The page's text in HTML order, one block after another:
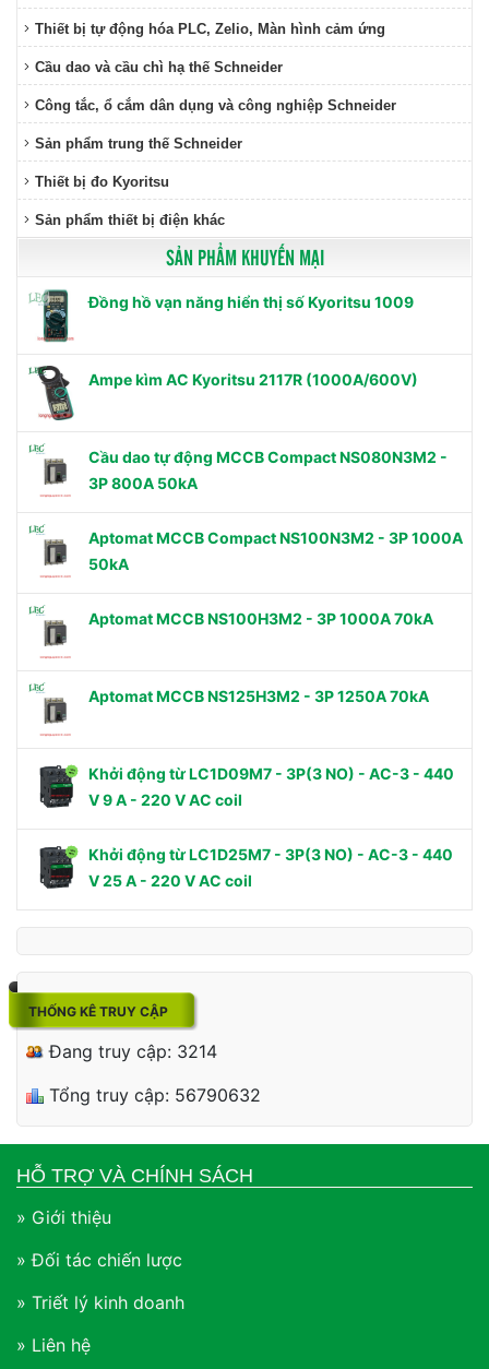
Thiết bị tự động hóa PLC, Zelio, Màn hình cảm ứng
Cầu dao và cầu chì hạ thế Schneider
Công tắc, ổ cắm dân dụng và công nghiệp Schneider
Sản phẩm trung thế Schneider
Thiết bị đo Kyoritsu
Sản phẩm thiết bị điện khác
SẢN PHẨM KHUYẾN MẠI
Đồng hồ vạn năng hiển thị số Kyoritsu 1009
Ampe kìm AC Kyoritsu 2117R (1000A/600V)
Cầu dao tự động MCCB Compact NS080N3M2 -
3P 800A 50kA
Aptomat MCCB Compact NS100N3M2 - 3P 1000A
50kA
Aptomat MCCB NS100H3M2 - 3P 1000A 70kA
Aptomat MCCB NS125H3M2 - 3P 1250A 70kA
Khởi động từ LC1D09M7 - 3P(3 NO) - AC-3 - 440
V 9 A - 220 V AC coil
Khởi động từ LC1D25M7 - 3P(3 NO) - AC-3 - 440
V 25 A - 220 V AC coil
THỐNG KÊ TRUY CẬP
Đang truy cập: 3214
Tổng truy cập: 56790632
HỖ TRỢ VÀ CHÍNH SÁCH
» Giới thiệu
» Đối tác chiến lược
» Triết lý kinh doanh
» Liên hệ